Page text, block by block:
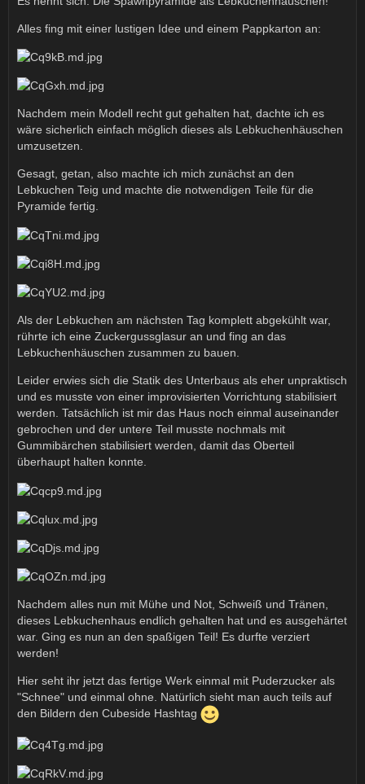
Alles fing mit einer lustigen Idee und einem Pappkarton an:
Nachdem mein Modell recht gut gehalten hat, dachte ich es
wäre sicherlich einfach möglich dieses als Lebkuchenhäuschen
umzusetzen.
Gesagt, getan, also machte ich mich zunächst an den
Lebkuchen Teig und machte die notwendigen Teile für die
Pyramide fertig.
Als der Lebkuchen am nächsten Tag komplett abgekühlt war,
rührte ich eine Zuckergussglasur an und fing an das
Lebkuchenhäuschen zusammen zu bauen.
Leider erwies sich die Statik des Unterbaus als eher unpraktisch
und es musste von einer improvisierten Vorrichtung stabilisiert
werden. Tatsächlich ist mir das Haus noch einmal auseinander
gebrochen und der untere Teil musste nochmals mit
Gummibärchen stabilisiert werden, damit das Oberteil
überhaupt halten konnte.
Nachdem alles nun mit Mühe und Not, Schweiß und Tränen,
dieses Lebkuchenhaus endlich gehalten hat und es ausgehärtet
war. Ging es nun an den spaßigen Teil! Es durfte verziert
werden!
Hier seht ihr jetzt das fertige Werk einmal mit Puderzucker als
"Schnee" und einmal ohne. Natürlich sieht man auch teils auf
den Bildern den Cubeside Hashtag